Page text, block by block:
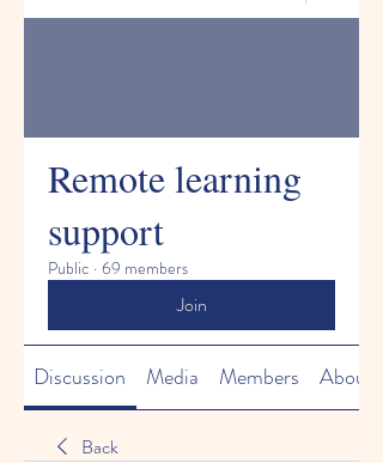
Remote learning
support
Public · 69 members
Join
Discussion Media Members About
Back